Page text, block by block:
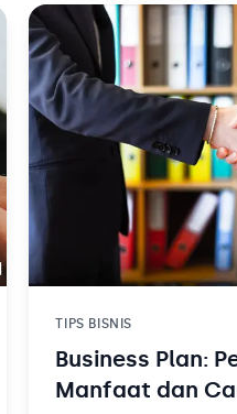
mengatur entitas
satunya dengan
perusahaanmu
hukum. Dengan
maka bisnis Anda
TIPS BISNIS
Business Plan:
Manfaat dan